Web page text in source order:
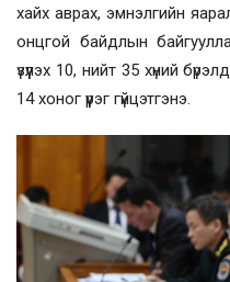
хайх аврах, эмнэлгийн
онцгой байдлын
үзүүлэх 10, нийт 35 хүний
14 хоног үүрэг гүйцэтгэнэ.